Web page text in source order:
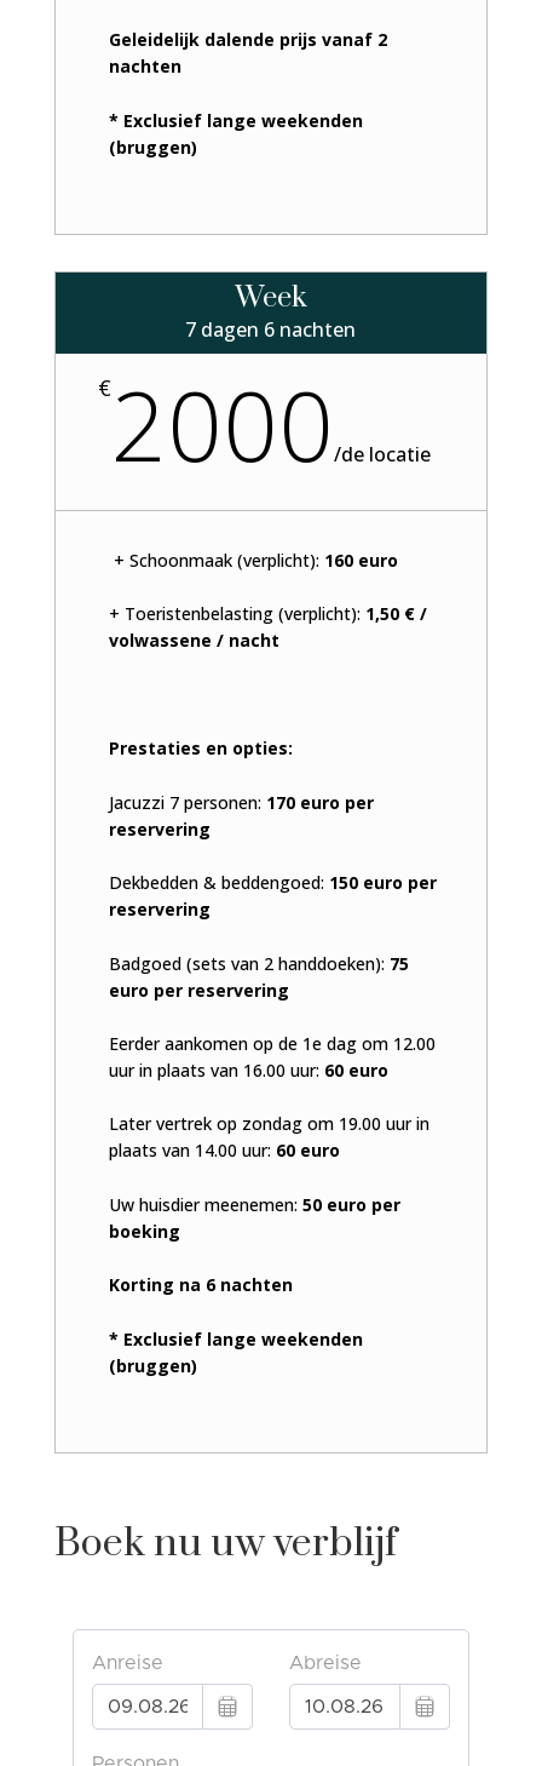
Geleidelijk dalende prijs vanaf 2
nachten
* Exclusief lange weekenden
(bruggen)
Week
7 dagen 6 nachten
€2000 /de locatie
+ Schoonmaak (verplicht): 160 euro
+ Toeristenbelasting (verplicht): 1,50 € /
volwassene / nacht
Prestaties en opties:
Jacuzzi 7 personen: 170 euro per
reservering
Dekbedden & beddengoed: 150 euro per
reservering
Badgoed (sets van 2 handdoeken): 75
euro per reservering
Eerder aankomen op de 1e dag om 12.00
uur in plaats van 16.00 uur: 60 euro
Later vertrek op zondag om 19.00 uur in
plaats van 14.00 uur: 60 euro
Uw huisdier meenemen: 50 euro per
boeking
Korting na 6 nachten
* Exclusief lange weekenden
(bruggen)
Boek nu uw verblijf